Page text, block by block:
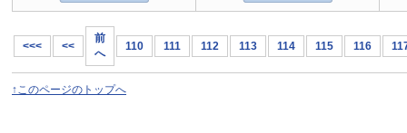
<<< <<
前
へ
110 111 112 113 114 115 116
↑このページのトップへ